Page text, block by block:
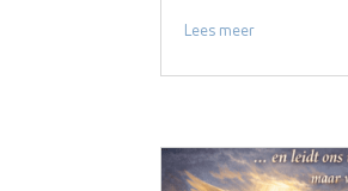
Lees meer